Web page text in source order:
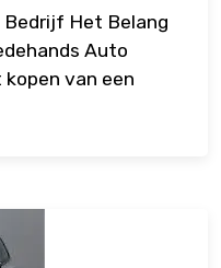
Het Belang
Auto
van een